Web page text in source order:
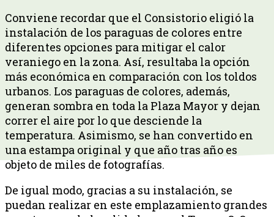
Conviene recordar que el Consistorio eligió la
instalación de los paraguas de colores entre
diferentes opciones para mitigar el calor
veraniego en la zona. Así, resultaba la opción
más económica en comparación con los toldos
urbanos. Los paraguas de colores, además,
generan sombra en toda la Plaza Mayor y dejan
correr el aire por lo que desciende la
temperatura. Asimismo, se han convertido en
una estampa original y que año tras año es
objeto de miles de fotografías.
De igual modo, gracias a su instalación, se
puedan realizar en este emplazamiento grandes